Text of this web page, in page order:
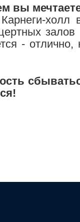
вы
холл
- отлично,